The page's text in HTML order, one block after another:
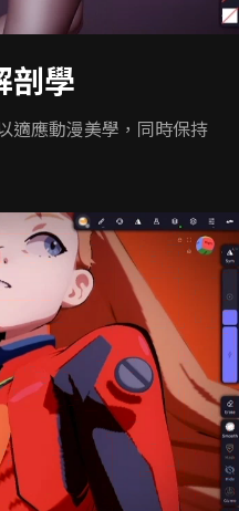
剖學
適應動漫美學，同時保持